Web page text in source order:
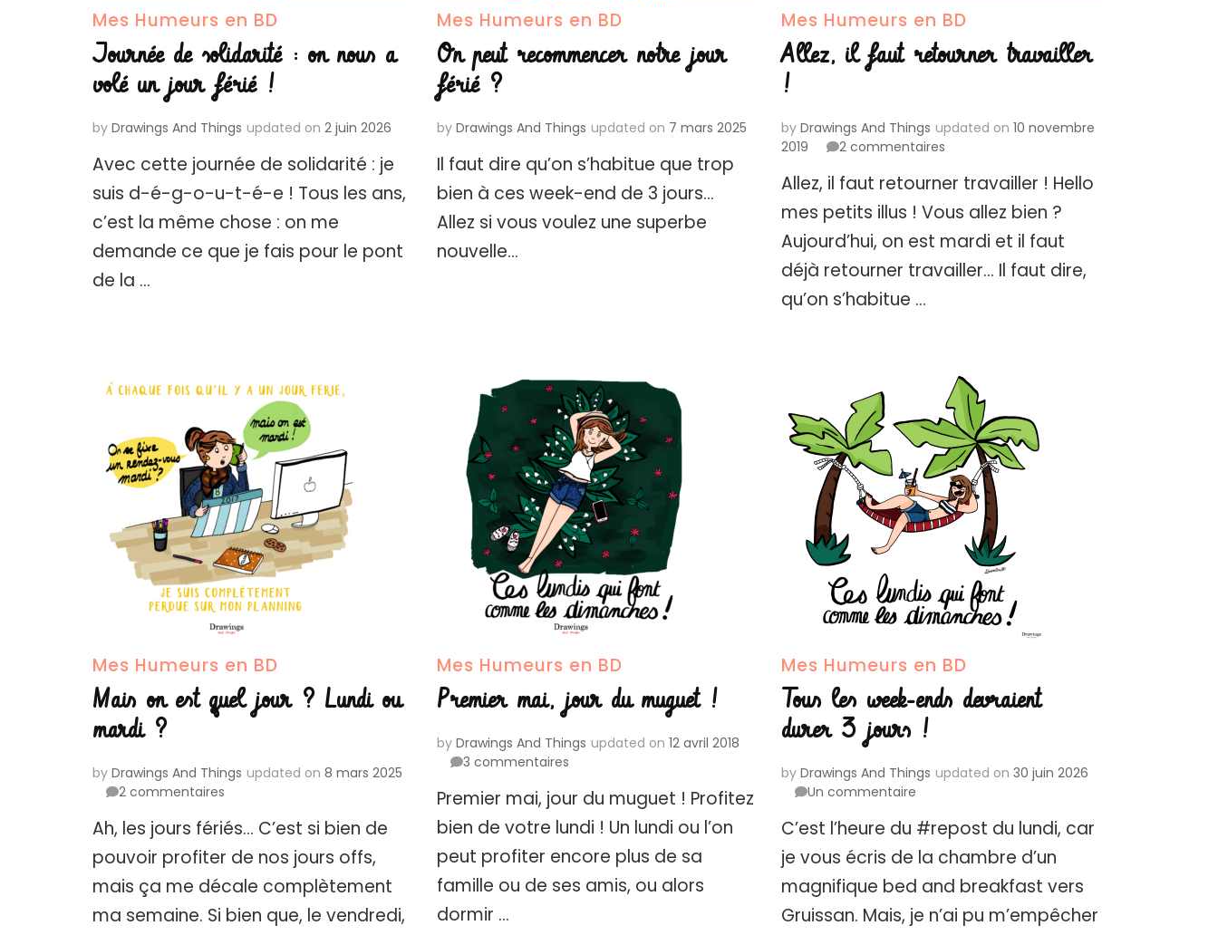
Mes Humeurs en BD
Journée de solidarité : on nous a
volé un jour férié !
by Drawings And Things updated on 2 juin 2026
Avec cette journée de solidarité : je
suis d-é-g-o-u-t-é-e ! Tous les ans,
c’est la même chose : on me
demande ce que je fais pour le pont
de la …
Mes Humeurs en BD
On peut recommencer notre jour
férié ?
by Drawings And Things updated on 7 mars 2025
Il faut dire qu’on s’habitue que trop
bien à ces week-end de 3 jours…
Allez si vous voulez une superbe
nouvelle…
Mes Humeurs en BD
Allez, il faut retourner travailler
!
by Drawings And Things updated on 10 novembre
2019
2 commentairessur
il
retourner
travailler
Allez, il faut retourner travailler ! Hello
mes petits illus ! Vous allez bien ?
Aujourd’hui, on est mardi et il faut
déjà retourner travailler… Il faut dire,
qu’on s’habitue …
Mes Humeurs en BD
Mais on est quel jour ? Lundi ou
mardi ?
by Drawings And Things updated on 8 mars 2025
2 commentaires
on
est
quel
jour
?
Lundi
Ah, les jours fériés… C’est si bien de
pouvoir profiter de nos jours offs,
mais ça me décale complètement
ma semaine. Si bien que, le vendredi,
Mes Humeurs en BD
Premier mai, jour du muguet !
by Drawings And Things updated on 12 avril 2018
3 commentairessur
mai,
jour
du
muguet
Premier mai, jour du muguet ! Profitez
bien de votre lundi ! Un lundi ou l’on
peut profiter encore plus de sa
famille ou de ses amis, ou alors
dormir …
Mes Humeurs en BD
Tous les week-ends devraient
durer 3 jours !
by Drawings And Things updated on 30 juin 2026
Un commentairesur
les
week-
ends
devraient
durer
3
C’est l’heure du #repost du lundi, car
je vous écris de la chambre d’un
magnifique bed and breakfast vers
Gruissan. Mais, je n’ai pu m’empêcher